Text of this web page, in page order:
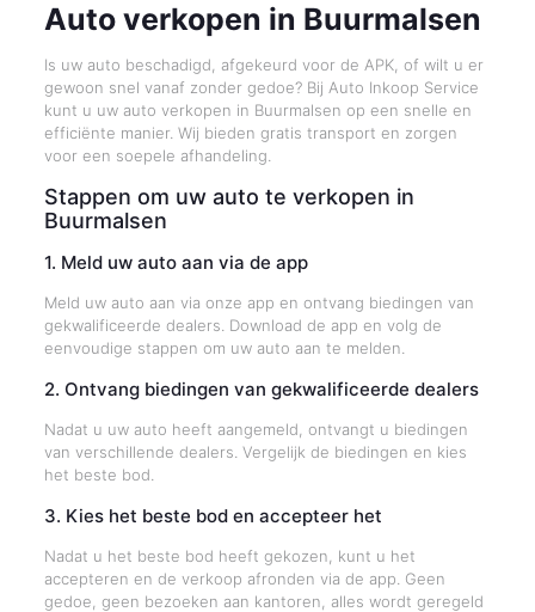
Auto verkopen in Buurmalsen
Is uw auto beschadigd, afgekeurd voor de APK, of wilt u er
gewoon snel vanaf zonder gedoe? Bij Auto Inkoop Service
kunt u uw auto verkopen in Buurmalsen op een snelle en
efficiënte manier. Wij bieden gratis transport en zorgen
voor een soepele afhandeling.
Stappen om uw auto te verkopen in
Buurmalsen
1. Meld uw auto aan via de app
Meld uw auto aan via onze app en ontvang biedingen van
gekwalificeerde dealers. Download de app en volg de
eenvoudige stappen om uw auto aan te melden.
2. Ontvang biedingen van gekwalificeerde dealers
Nadat u uw auto heeft aangemeld, ontvangt u biedingen
van verschillende dealers. Vergelijk de biedingen en kies
het beste bod.
3. Kies het beste bod en accepteer het
Nadat u het beste bod heeft gekozen, kunt u het
accepteren en de verkoop afronden via de app. Geen
gedoe, geen bezoeken aan kantoren, alles wordt geregeld